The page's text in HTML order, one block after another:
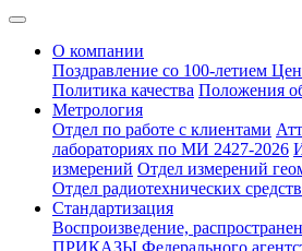
О компании
Поздравление со 100-летием
Политика качества Положения
Метрология
Отдел по работе с клиентами
лабораториях по МИ 2427-2026
измерений Отдел измерений
Отдел радиотехнических
Стандартизация
Воспроизведение,
ПРИКАЗЫ Федерального